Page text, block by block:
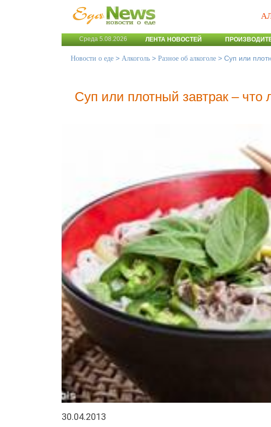
Среда 5.08.2026 ЛЕНТА НОВОСТЕЙ
Новости о еде > Алкоголь > Разное об алкоголе > Суп или
Суп или плотный завтрак – что
30.04.2013